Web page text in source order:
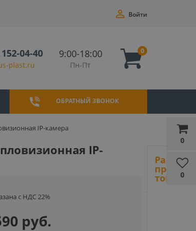
0
0
Войти
04-40
plast.ru
9:00-18:00
Пн-Пт
0
ОБРАТНЫЙ ЗВОНОК
IP-камера
IP-
с НДС 22%
руб.
Ранее
товары